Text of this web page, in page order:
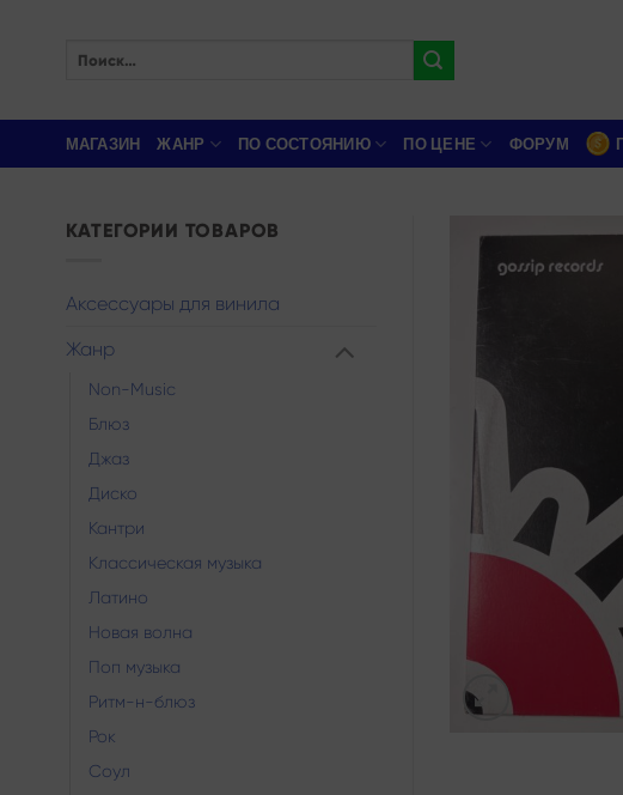
МАГАЗИН ЖАНР ПО СОСТОЯНИЮ ПО ЦЕНЕ ФОРУМ
КАТЕГОРИИ ТОВАРОВ
Аксессуары для винила
Жанр
Non-Music
Блюз
Джаз
Диско
Кантри
Классическая музыка
Латино
Новая волна
Поп музыка
Ритм-н-блюз
Рок
Соул